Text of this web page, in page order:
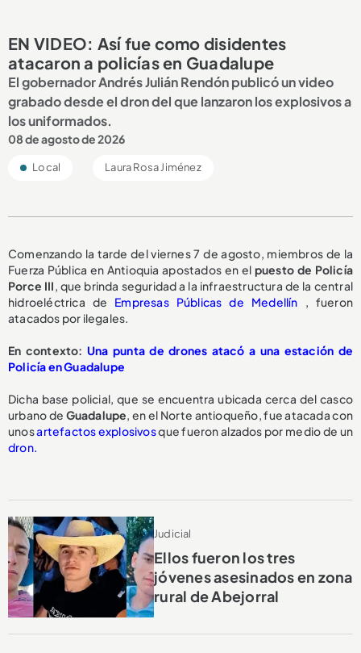
EN VIDEO: Así fue como disidentes
atacaron a policías en Guadalupe
El gobernador Andrés Julián Rendón publicó un video
grabado desde el dron del que lanzaron los explosivos a
los uniformados.
08 de agosto de 2026
Local Laura Rosa Jiménez
Comenzando la tarde del viernes 7 de agosto, miembros de la
Fuerza Pública en Antioquia apostados en el puesto de Policía
Porce III, que brinda seguridad a la infraestructura de la central
hidroeléctrica de Empresas Públicas de Medellín , fueron
atacados por ilegales.
En contexto: Una punta de drones atacó a una estación de
Policía en Guadalupe
Dicha base policial, que se encuentra ubicada cerca del casco
urbano de Guadalupe, en el Norte antioqueño, fue atacada con
unosartefactos explosivosque fueron alzados por medio de un
dron.
Judicial
Ellos fueron los tres
jóvenes asesinados en zona
rural de Abejorral